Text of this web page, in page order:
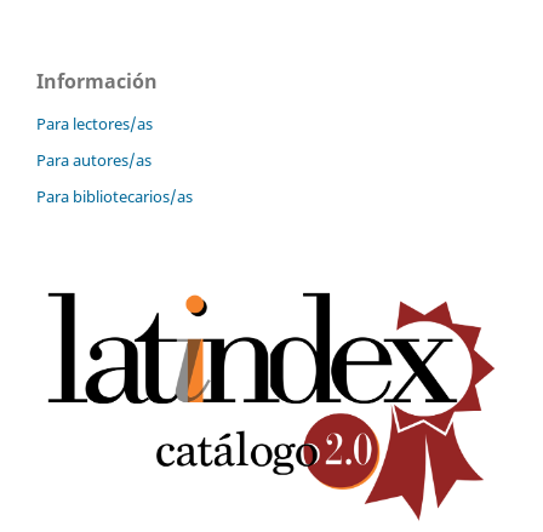
Información
Para lectores/as
Para autores/as
Para bibliotecarios/as